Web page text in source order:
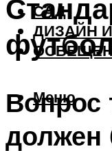
САД
ДИЗАЙН
Меню
Вопрос
должен